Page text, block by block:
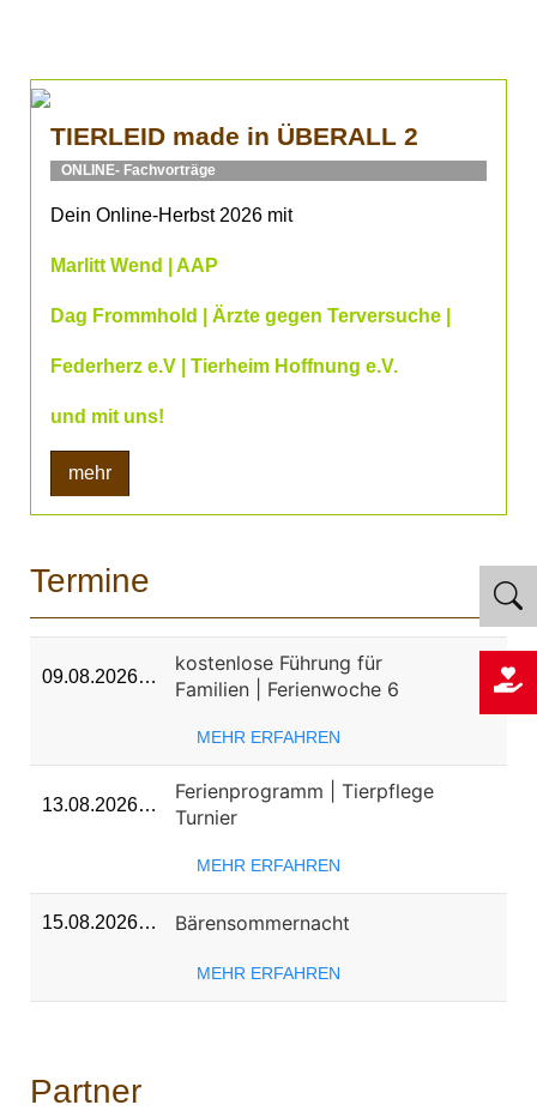
TIERLEID made in ÜBERALL 2
ONLINE- Fachvorträge
Dein Online-Herbst 2026 mit
Marlitt Wend | AAP
Dag Frommhold | Ärzte gegen Terversuche |
Federherz e.V | Tierheim Hoffnung e.V.
und mit uns!
mehr
Termine
09.08.2026…
kostenlose Führung für
Familien | Ferienwoche 6
MEHR ERFAHREN
13.08.2026…
Ferienprogramm | Tierpflege
Turnier
MEHR ERFAHREN
15.08.2026… Bärensommernacht
MEHR ERFAHREN
Partner